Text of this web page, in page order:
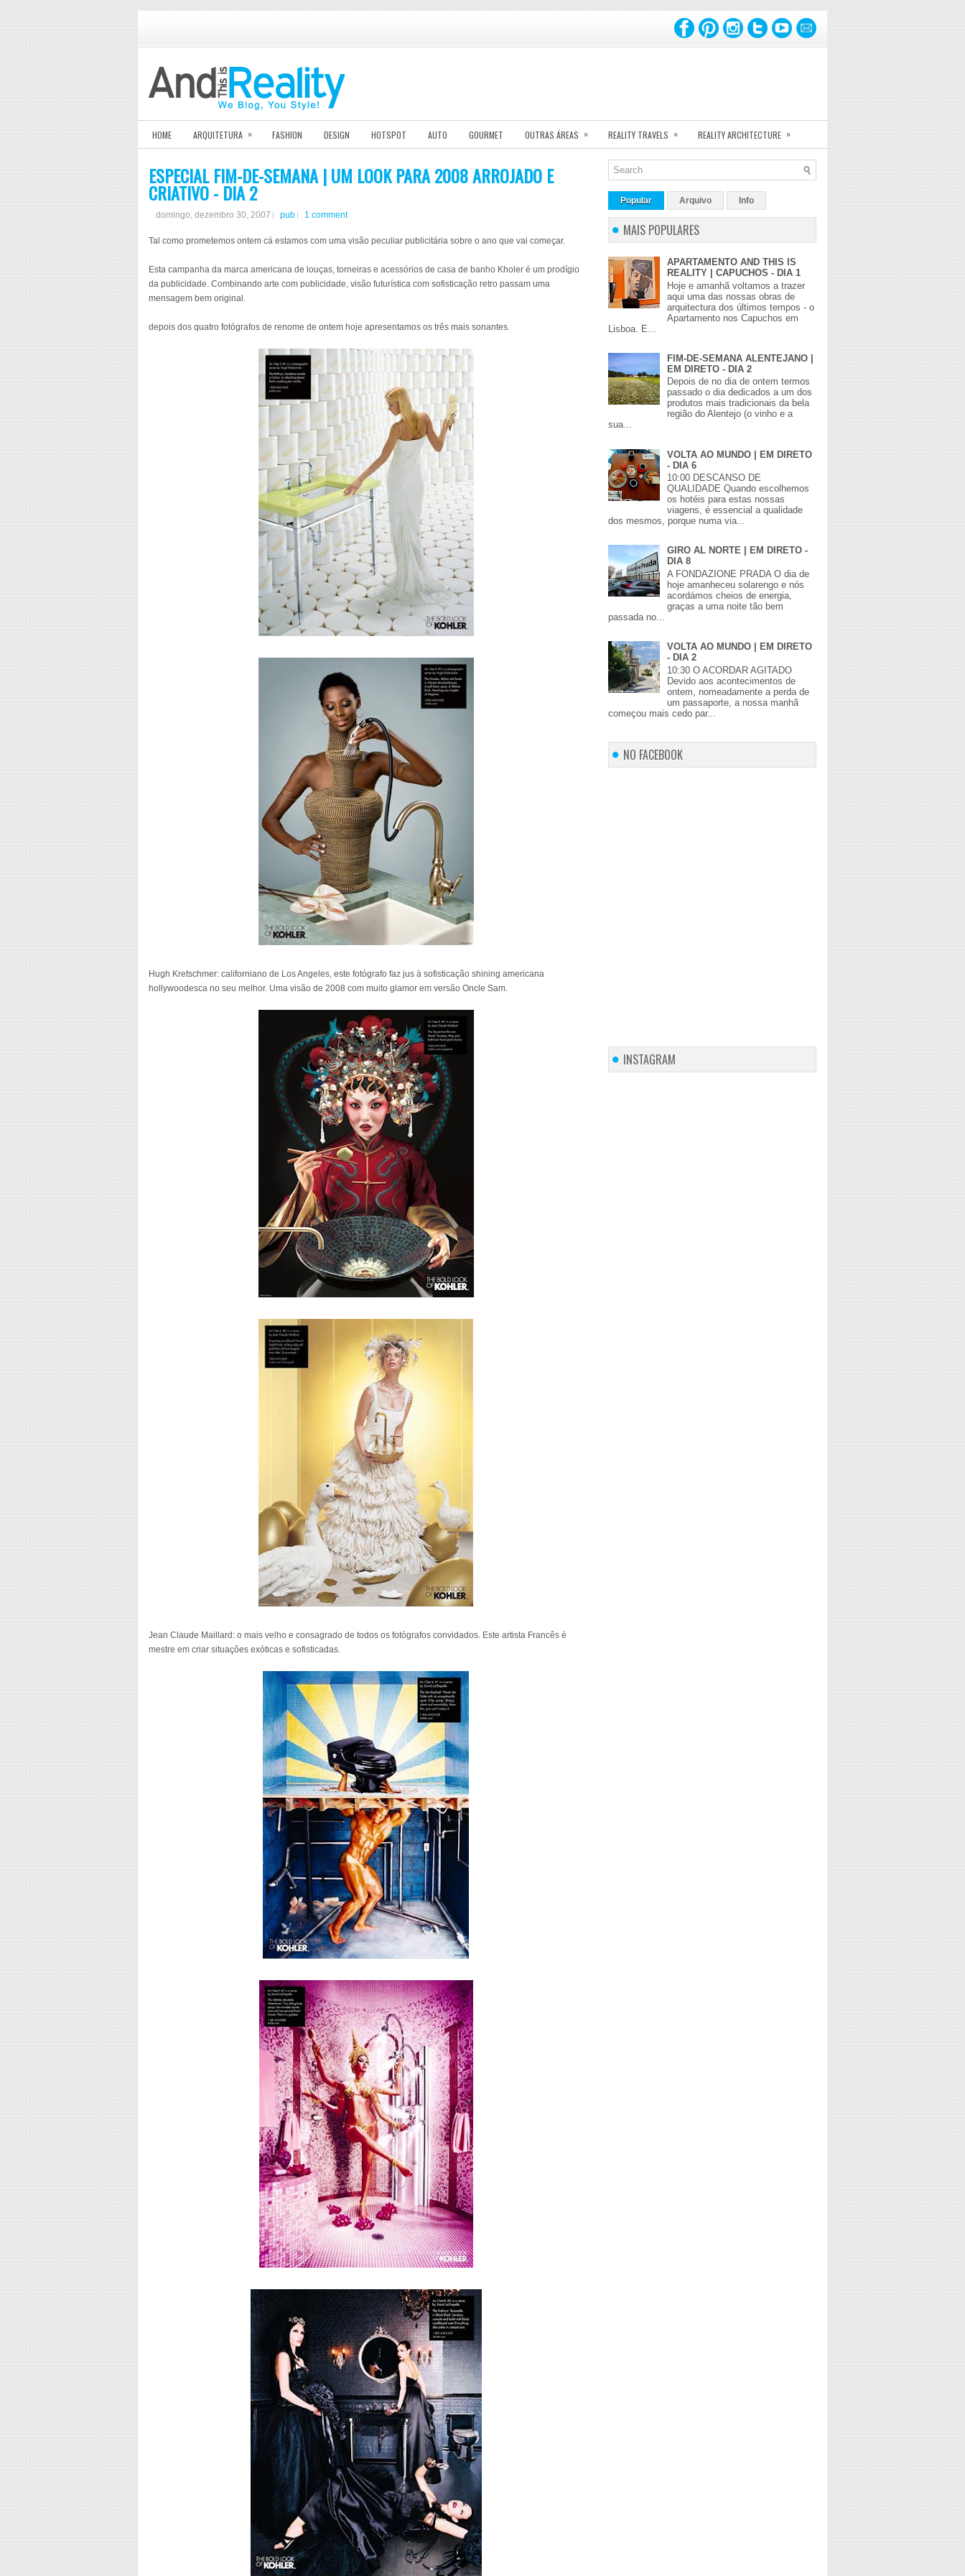
HOME ARQUITETURA » FASHION DESIGN HOTSPOT AUTO GOURMET OUTRAS ÁREAS » REALITY TRAVELS » REALITY ARCHITECTURE »
ESPECIAL FIM-DE-SEMANA | UM LOOK PARA 2008 ARROJADO E
CRIATIVO - DIA 2
domingo, dezembro 30, 2007 pub 1 comment
Tal como prometemos ontem cá estamos com uma visão peculiar publicitária sobre o ano que vai começar.
Esta campanha da marca americana de louças, torneiras e acessórios de casa de banho Kholer é um prodígio
da publicidade. Combinando arte com publicidade, visão futurística com sofisticação retro passam uma
mensagem bem original.
depois dos quatro fotógrafos de renome de ontem hoje apresentamos os três mais sonantes.
Hugh Kretschmer: californiano de Los Angeles, este fotógrafo faz jus à sofisticação shining americana
hollywoodesca no seu melhor. Uma visão de 2008 com muito glamor em versão Oncle Sam.
Jean Claude Maillard: o mais velho e consagrado de todos os fotógrafos convidados. Este artista Francês é
mestre em criar situações exóticas e sofisticadas.
Popular Arquivo Info
MAIS POPULARES
APARTAMENTO AND THIS IS
REALITY | CAPUCHOS - DIA 1
Hoje e amanhã voltamos a trazer
aqui uma das nossas obras de
arquitectura dos últimos tempos - o
Apartamento nos Capuchos em
Lisboa. E...
FIM-DE-SEMANA ALENTEJANO |
EM DIRETO - DIA 2
Depois de no dia de ontem termos
passado o dia dedicados a um dos
produtos mais tradicionais da bela
região do Alentejo (o vinho e a
sua...
VOLTA AO MUNDO | EM DIRETO
- DIA 6
10:00 DESCANSO DE
QUALIDADE Quando escolhemos
os hotéis para estas nossas
viagens, é essencial a qualidade
dos mesmos, porque numa via...
GIRO AL NORTE | EM DIRETO -
DIA 8
A FONDAZIONE PRADA O dia de
hoje amanheceu solarengo e nós
acordámos cheios de energia,
graças a uma noite tão bem
passada no...
VOLTA AO MUNDO | EM DIRETO
- DIA 2
10:30 O ACORDAR AGITADO
Devido aos acontecimentos de
ontem, nomeadamente a perda de
um passaporte, a nossa manhã
começou mais cedo par...
NO FACEBOOK
INSTAGRAM